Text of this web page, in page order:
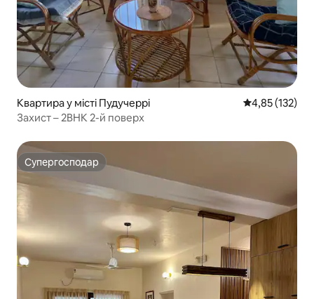
Квартира у місті Пудучеррі Середня
4,85 (132)
Захист – 2BHK 2-й поверх
Супергосподар
Супергосподар